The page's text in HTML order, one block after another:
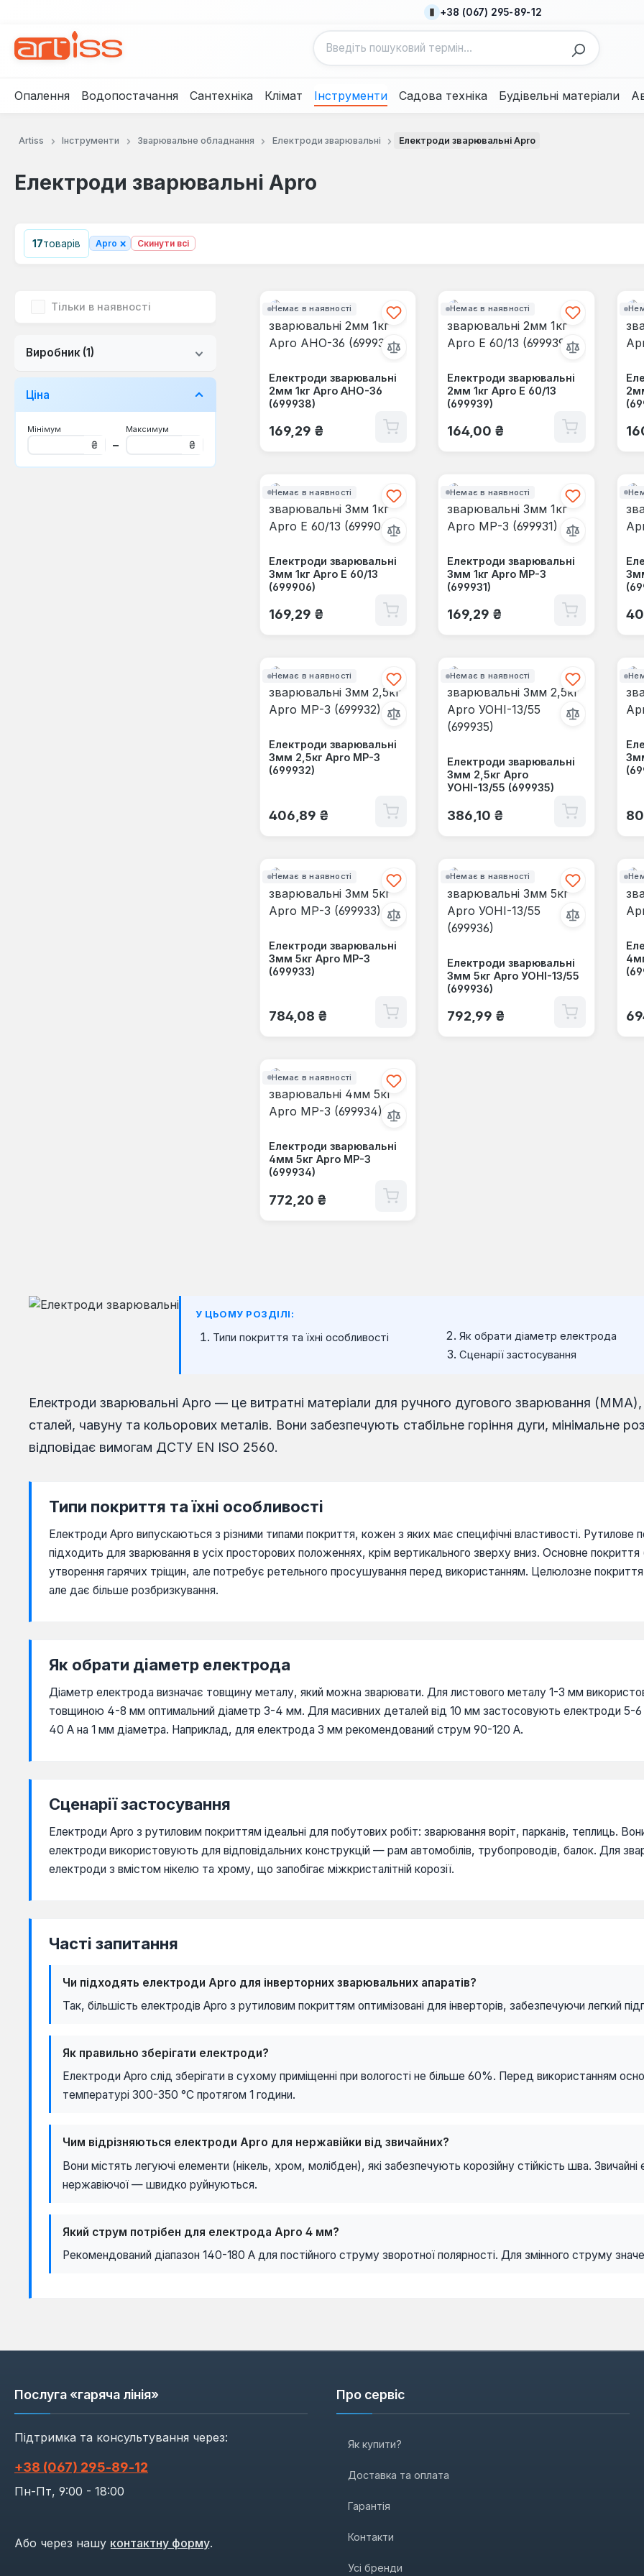
+38 (067) 295-89-12
Опалення Водопостачання Сантехніка Клімат Інструменти Садова техніка Будівельні матеріали
Artiss Інструменти Зварювальне обладнання Електроди зварювальні Електроди зварювальні Apro
Електроди зварювальні Apro
17товарів Apro × Скинути всі
Тільки в наявності
Виробник (1)
Ціна
Мінімум
₴ –
Максимум
₴
Немає в наявності
Електроди зварювальні
2мм 1кг Apro АНО-36
(699938)
Звичайна ціна:
169,29 ₴
Немає в наявності
Електроди зварювальні
2мм 1кг Apro Е 60/13
(699939)
Звичайна ціна:
164,00 ₴
Немає в наявності
Електроди зварювальні
3мм 1кг Apro Е 60/13
(699906)
Звичайна ціна:
169,29 ₴
Немає в наявності
Електроди зварювальні
3мм 1кг Apro МР-3
(699931)
Звичайна ціна:
169,29 ₴
Немає в наявності
Електроди зварювальні
3мм 2,5кг Apro МР-3
(699932)
Звичайна ціна:
406,89 ₴
Немає в наявності
Електроди зварювальні
3мм 2,5кг Apro
УОНІ-13/55 (699935)
Звичайна ціна:
386,10 ₴
Немає в наявності
Електроди зварювальні
3мм 5кг Apro МР-3
(699933)
Звичайна ціна:
784,08 ₴
Немає в наявності
Електроди зварювальні
3мм 5кг Apro УОНІ-13/55
(699936)
Звичайна ціна:
792,99 ₴
Немає в наявності
Електроди зварювальні
4мм 5кг Apro МР-3
(699934)
Звичайна ціна:
772,20 ₴
У ЦЬОМУ РОЗДІЛІ:
Типи покриття та їхні особливості
Як обрати діаметр електрода
Сценарії застосування
Електроди зварювальні Apro — це витратні матеріали для ручного дугового зварювання (MMA),
сталей, чавуну та кольорових металів. Вони забезпечують стабільне горіння дуги, мінімальне
відповідає вимогам ДСТУ EN ISO 2560.
Типи покриття та їхні особливості
Електроди Apro випускаються з різними типами покриття, кожен з яких має специфічні властивості. Рутилове
підходить для зварювання в усіх просторових положеннях, крім вертикального зверху вниз. Основне
утворення гарячих тріщин, але потребує ретельного просушування перед використанням. Целюлозне
але дає більше розбризкування.
Як обрати діаметр електрода
Діаметр електрода визначає товщину металу, який можна зварювати. Для листового металу 1-3 мм
товщиною 4-8 мм оптимальний діаметр 3-4 мм. Для масивних деталей від 10 мм застосовують електроди 5-
40 А на 1 мм діаметра. Наприклад, для електрода 3 мм рекомендований струм 90-120 А.
Сценарії застосування
Електроди Apro з рутиловим покриттям ідеальні для побутових робіт: зварювання воріт, парканів, теплиць.
електроди використовують для відповідальних конструкцій — рам автомобілів, трубопроводів, балок. Для
електроди з вмістом нікелю та хрому, що запобігає міжкристалітній корозії.
Часті запитання
Чи підходять електроди Apro для інверторних зварювальних апаратів?
Так, більшість електродів Apro з рутиловим покриттям оптимізовані для інверторів, забезпечуючи легкий
Як правильно зберігати електроди?
Електроди Apro слід зберігати в сухому приміщенні при вологості не більше 60%. Перед використанням
температурі 300-350 °C протягом 1 години.
Чим відрізняються електроди Apro для нержавійки від звичайних?
Вони містять легуючі елементи (нікель, хром, молібден), які забезпечують корозійну стійкість шва.
нержавіючої — швидко руйнуються.
Який струм потрібен для електрода Apro 4 мм?
Рекомендований діапазон 140-180 А для постійного струму зворотної полярності. Для змінного струму
Послуга «гаряча лінія»
Підтримка та консультування через:
+38 (067) 295‑89‑12
Пн-Пт, 9:00 - 18:00
Або через нашу контактну форму.
Про сервіс
Як купити?
Доставка та оплата
Гарантія
Контакти
Усі бренди